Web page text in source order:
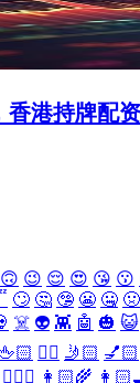
香港持牌配
🙃 😉 😌 😍 😘 😗
🙄 🤔 🤥 😬 🤐 🤢
☠️ 👽 👾 🤖 🎃 😺
🖕🏻 ✍🏻 🤳🏻 💅🏻
👨🏻‍⚕️ 👩🏻‍🌾